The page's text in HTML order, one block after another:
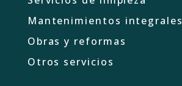
Mantenimientos integrales
Obras y reformas
Otros servicios